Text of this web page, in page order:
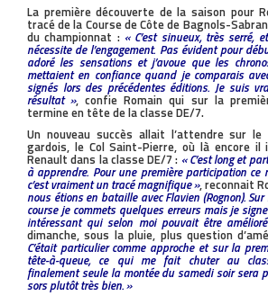
La première découverte de la saison pour
tracé de la Course de Côte de Bagnols-
du championnat :« C’est sinueux, très serré,
nécessite de l’engagement. Pas évident pour
adoré les sensations et j’avoue que les
mettaient en confiance quand je comparais
signés lors des précédentes éditions. Je suis
résultat », confie Romain qui sur la
termine en tête de la classe DE/7.
Un nouveau succès allait l’attendre sur le
gardois, le Col Saint-Pierre, où là encore il
Renault dans la classe DE/7 : « C’est long et
à apprendre. Pour une première participation ce
c’est vraiment un tracé magnifique », reconnait
nous étions en bataille avec Flavien (Rognon).
course je commets quelques erreurs mais je
intéressant qui selon moi pouvait être
dimanche, sous la pluie, plus question
C’était particulier comme approche et sur la
tête-à-queue, ce qui me fait chuter au
finalement seule la montée du samedi soir sera
sors plutôt très bien. »